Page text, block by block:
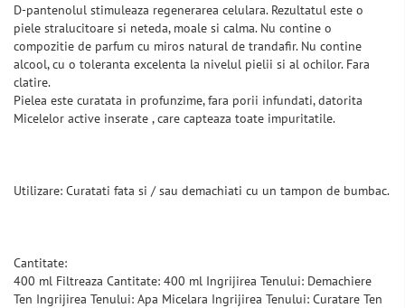
D-pantenolul stimuleaza regenerarea celulara. Rezultatul este o
piele stralucitoare si neteda, moale si calma. Nu contine o
compozitie de parfum cu miros natural de trandafir. Nu contine
alcool, cu o toleranta excelenta la nivelul pielii si al ochilor. Fara
clatire.
Pielea este curatata in profunzime, fara porii infundati, datorita
Micelelor active inserate , care capteaza toate impuritatile.
Utilizare: Curatati fata si / sau demachiati cu un tampon de bumbac.
Cantitate:
400 ml Filtreaza Cantitate: 400 ml Ingrijirea Tenului: Demachiere
Ten Ingrijirea Tenului: Apa Micelara Ingrijirea Tenului: Curatare Ten